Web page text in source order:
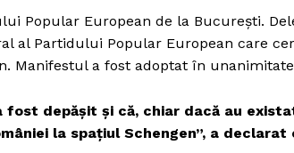
Popular European de la București.
al Partidului Popular European care
Manifestul a fost adoptat în
depășit și că, chiar dacă au
la spațiul Schengen”, a